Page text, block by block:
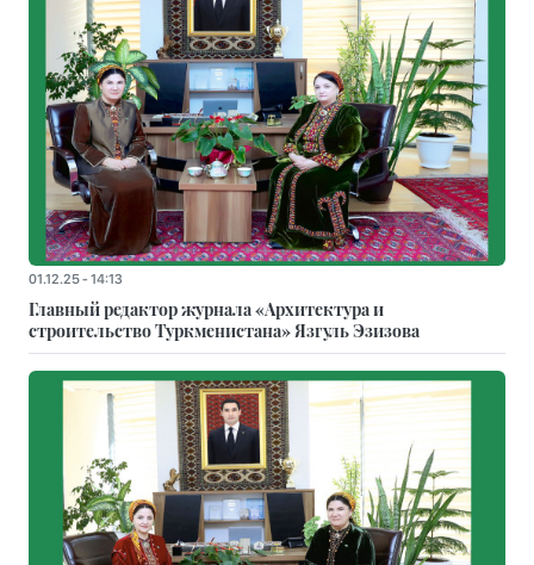
01.12.25 - 14:13
Главный редактор журнала «Архитектура и
строительство Туркменистана» Язгуль Эзизова